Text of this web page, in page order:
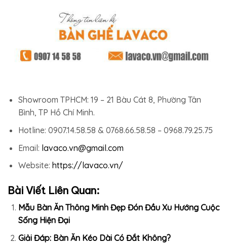
Showroom TPHCM: 19 – 21 Bàu Cát 8, Phường Tân
Bình, TP Hồ Chí Minh.
Hotline: 0907.14.58.58 & 0768.66.58.58 – 0968.79.25.75
Email: lavaco.vn@gmail.com
Website: https://lavaco.vn/
Bài Viết Liên Quan:
Mẫu Bàn Ăn Thông Minh Đẹp Đón Đầu Xu Hướng Cuộc
Sống Hiện Đại
Giải Đáp: Bàn Ăn Kéo Dài Có Đắt Không?